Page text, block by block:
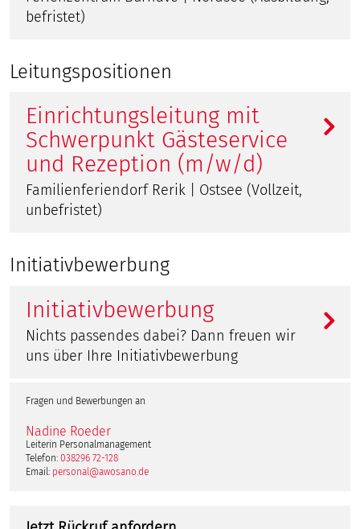
befristet)
Leitungspositionen
Einrichtungsleitung mit
Schwerpunkt Gästeservice
und Rezeption (m/w/d)
Familienferiendorf Rerik | Ostsee (Vollzeit,
unbefristet)
Initiativbewerbung
Initiativbewerbung
Nichts passendes dabei? Dann freuen wir
uns über Ihre Initiativbewerbung
Fragen und Bewerbungen an
Nadine Roeder
Leiterin Personalmanagement
Telefon: 038296 72-128
Email: personal@awosano.de